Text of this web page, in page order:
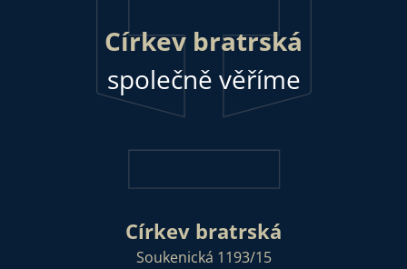
Církev bratrská
společně věříme
Církev bratrská
Soukenická 1193/15